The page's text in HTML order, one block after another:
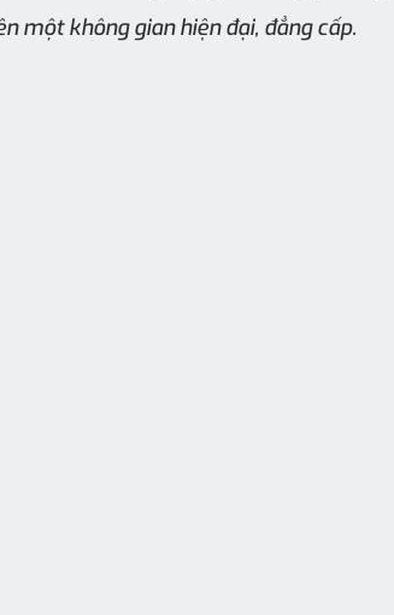
một không gian hiện đại, đẳng cấp.